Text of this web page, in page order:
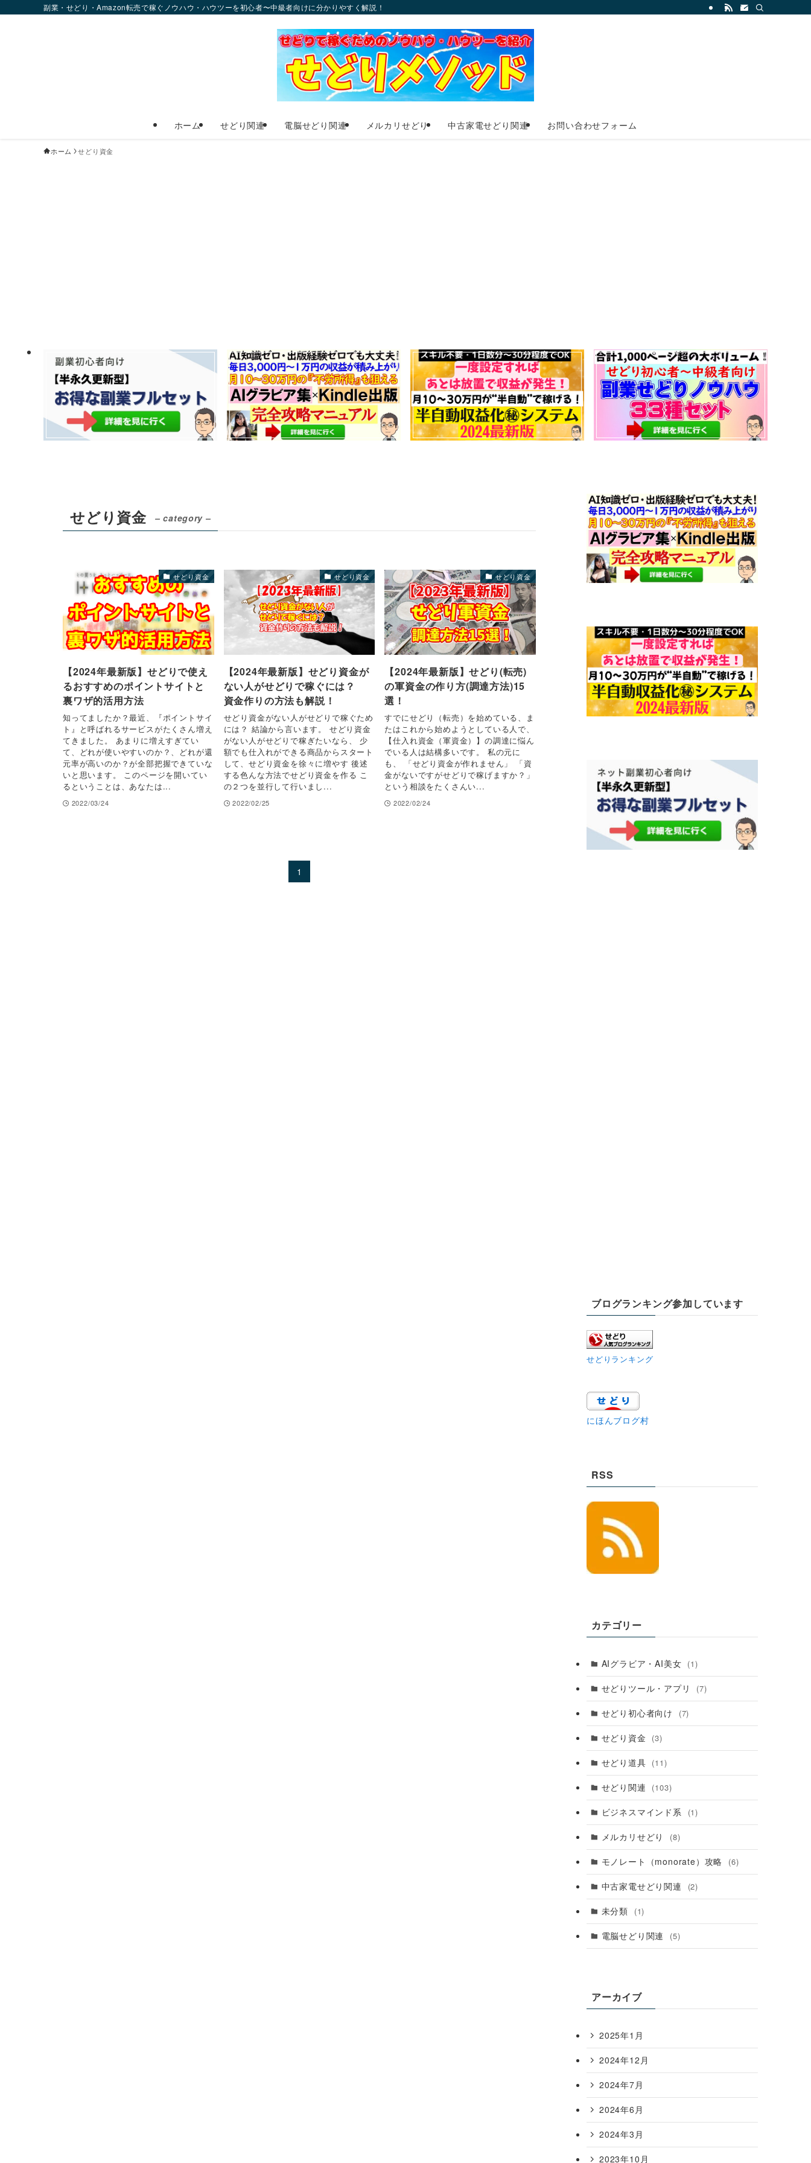
副業・せどり・Amazon転売で稼ぐノウハウ・ハウツーを初心者〜中級者向けに分かりやすく解説！
ホーム せどり関連 電脳せどり関連 メルカリせどり 中古家電せどり関連 お問い合わせフォーム
ホーム せどり資金
せどり資金 – category –
せどり資金
【2024年最新版】せどりで使え
るおすすめのポイントサイトと
裏ワザ的活用方法
知ってましたか？最近、『ポイントサイ
ト』と呼ばれるサービスがたくさん増え
てきました。 あまりに増えすぎてい
て、どれが使いやすいのか？、どれが還
元率が高いのか？が全部把握できていな
いと思います。 このページを開いてい
るということは、あなたは...
2022/03/24
せどり資金
【2024年最新版】せどり資金が
ない人がせどりで稼ぐには？
資金作りの方法も解説！
せどり資金がない人がせどりで稼ぐため
には？ 結論から言います。 せどり資金
がない人がせどりで稼ぎたいなら、 少
額でも仕入れができる商品からスタート
して、せどり資金を徐々に増やす 後述
する色んな方法でせどり資金を作る こ
の２つを並行して行いまし...
2022/02/25
せどり資金
【2024年最新版】せどり(転売)
の軍資金の作り方(調達方法)15
選！
すでにせどり（転売）を始めている、ま
たはこれから始めようとしている人で、
【仕入れ資金（軍資金）】の調達に悩ん
でいる人は結構多いです。 私の元に
も、 「せどり資金が作れません」 「資
金がないですがせどりで稼げますか？」
という相談をたくさんい...
2022/02/24
1
ブログランキング参加しています
せどりランキング
にほんブログ村
RSS
カテゴリー
AIグラビア・AI美女 (1)
せどりツール・アプリ (7)
せどり初心者向け (7)
せどり資金 (3)
せどり道具 (11)
せどり関連 (103)
ビジネスマインド系 (1)
メルカリせどり (8)
モノレート（monorate）攻略 (6)
中古家電せどり関連 (2)
未分類 (1)
電脳せどり関連 (5)
アーカイブ
2025年1月
2024年12月
2024年7月
2024年6月
2024年3月
2023年10月